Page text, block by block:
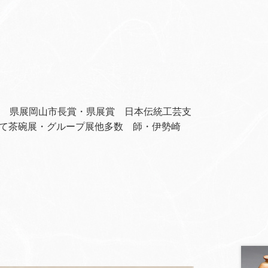
県展岡山市長賞・県展賞 日本伝統工芸支
茶碗展・グループ展他多数 師・伊勢崎